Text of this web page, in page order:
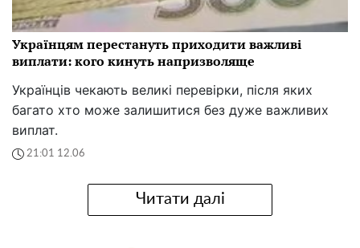
Українцям перестануть приходити важливі
виплати: кого кинуть напризволяще
Українців чекають великі перевірки, після яких
багато хто може залишитися без дуже важливих
виплат.
21:01 12.06
Читати далі